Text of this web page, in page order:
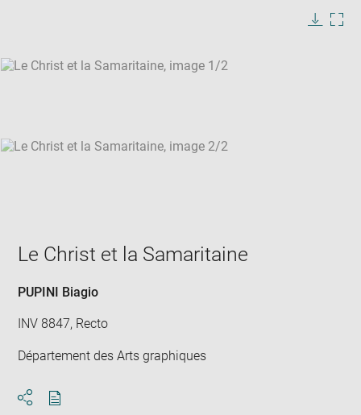
SKIP IMAGE CAROUSEL
Le Christ et la Samaritaine
PUPINI Biagio
INV 8847, Recto
Département des Arts graphiques